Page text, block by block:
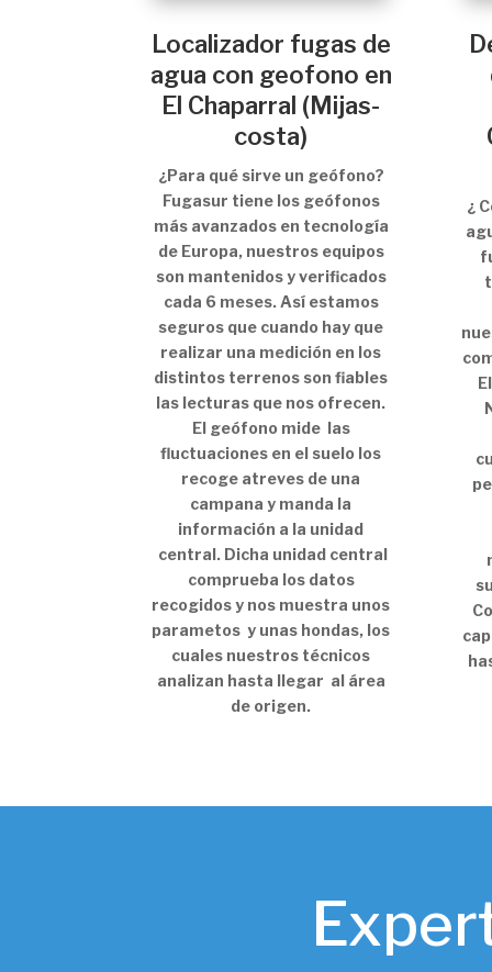
Localizador fugas de
agua con geofono en
El Chaparral (Mijas-
costa)
¿Para qué sirve un geófono?
Fugasur tiene los geófonos
más avanzados en tecnología
de Europa, nuestros equipos
son mantenidos y verificados
cada 6 meses. Así estamos
seguros que cuando hay que
realizar una medición en los
distintos terrenos son fiables
las lecturas que nos ofrecen.
El geófono mide las
fluctuaciones en el suelo los
recoge atreves de una
campana y manda la
información a la unidad
central. Dicha unidad central
comprueba los datos
recogidos y nos muestra unos
parametos y unas hondas, los
cuales nuestros técnicos
analizan hasta llegar al área
de origen.
¿